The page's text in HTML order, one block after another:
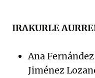
IRAKURLE
Ana
Jiménez